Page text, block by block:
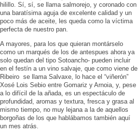
hilillo. Sí, sí, se llama salmorejo, y coronado con
una baratísima aguja de excelente calidad y un
poco más de aceite, les queda como la víctima
perfecta de nuestro pan.
A mayores, para los que quieran montárselo
como un marqués de los de antespues ahora ya
solo quedan del tipo Sotoancho- pueden incluir
en el festín a un vino salvaje, que como viene de
Ribeiro se llama Salvaxe, lo hace el “viñerón”
Xosé Lois Sebio entre Gomariz y Arnoia, y, pese
a lo difícil de la añada, es un espectáculo de
profundidad, aromas y textura, fresca y grasa al
mismo tiempo, no muy lejana a la de aquellos
borgoñas de los que hablábamos también aquí
un mes atrás.